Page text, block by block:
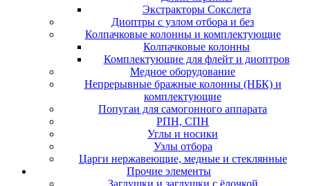
Экстракторы Сокслета
Диоптры с узлом отбора и без
Колпачковые колонны и комплектующие
Колпачковые колонны
Комплектующие для флейт и диоптров
Медное оборудование
Непрерывные бражные колонны (НБК) и
комплектующие
Попугаи для самогонного аппарата
РПН, СПН
Углы и носики
Узлы отбора
Царги нержавеющие, медные и стеклянные
Прочие элементы
Заглушки и заглушки с ёлочкой